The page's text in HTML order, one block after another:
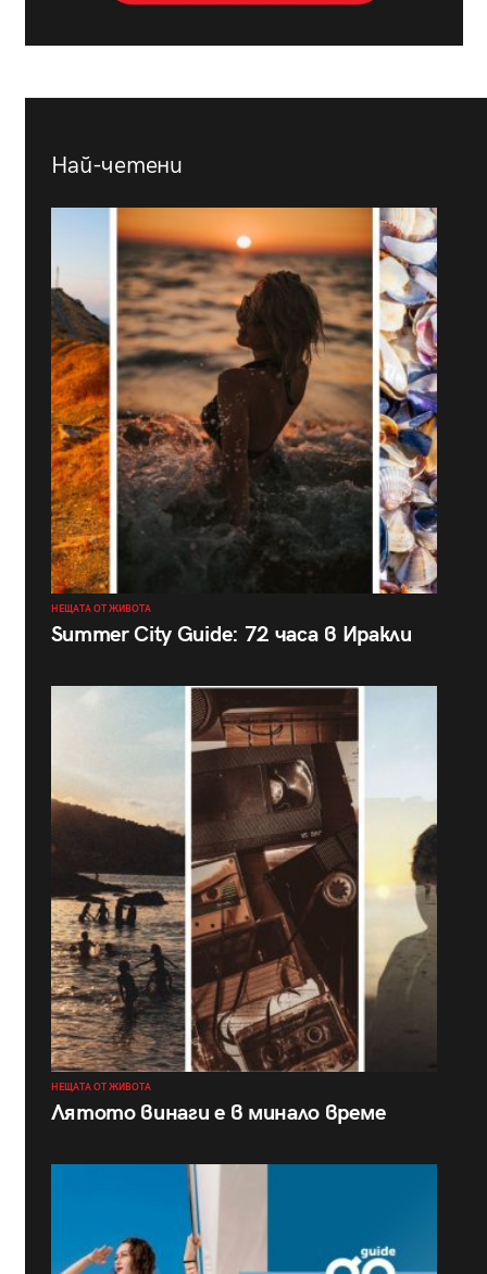
Най-четени
НЕЩАТА ОТ ЖИВОТА
Summer City Guide: 72 часа в Иракли
НЕЩАТА ОТ ЖИВОТА
Лятото винаги е в минало време